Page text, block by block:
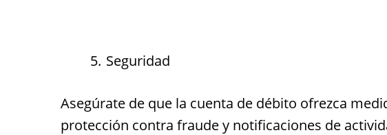
Seguridad
Asegúrate de que la cuenta de débito ofrezca
protección contra fraude y notificaciones de